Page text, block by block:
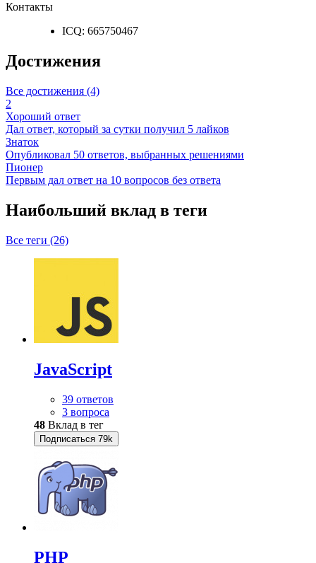
Контакты
ICQ: 665750467
Достижения
Все достижения (4)
2
Хороший ответ
Дал ответ, который за сутки получил 5 лайков
Знаток
Опубликовал 50 ответов, выбранных решениями
Пионер
Первым дал ответ на 10 вопросов без ответа
Наибольший вклад в теги
Все теги (26)
JavaScript
39 ответов
3 вопроса
48 Вклад в тег
Подписаться 79k
PHP